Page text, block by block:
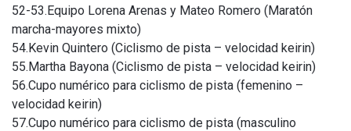
52-53.Equipo Lorena Arenas y Mateo Romero (Maratón
marcha-mayores mixto)
54.Kevin Quintero (Ciclismo de pista – velocidad keirin)
55.Martha Bayona (Ciclismo de pista – velocidad keirin)
56.Cupo numérico para ciclismo de pista (femenino –
velocidad keirin)
57.Cupo numérico para ciclismo de pista (masculino